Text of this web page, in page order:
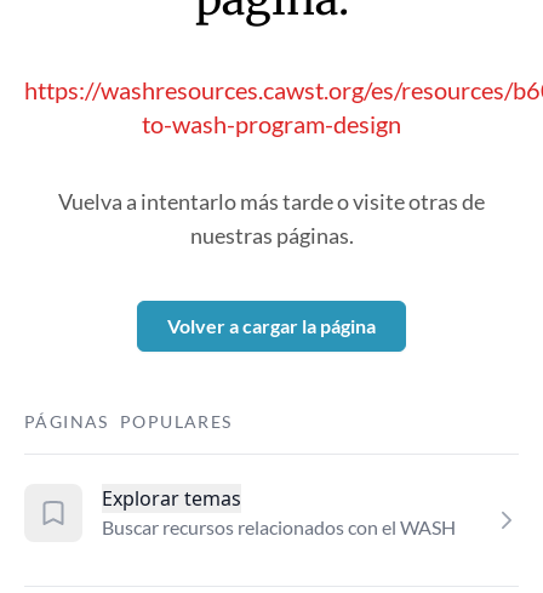
https://washresources.cawst.org/es/resources/
to-wash-program-design
Vuelva a intentarlo más tarde o visite otras de
nuestras páginas.
Volver a cargar la página
PÁGINAS POPULARES
Explorar temas
Buscar recursos relacionados con el WASH